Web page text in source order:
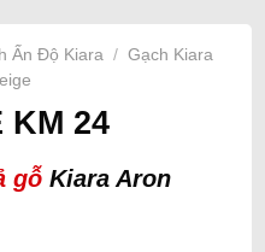
Ấn Độ Kiara / Gạch Kiara
KM 24
gỗ Kiara Aron